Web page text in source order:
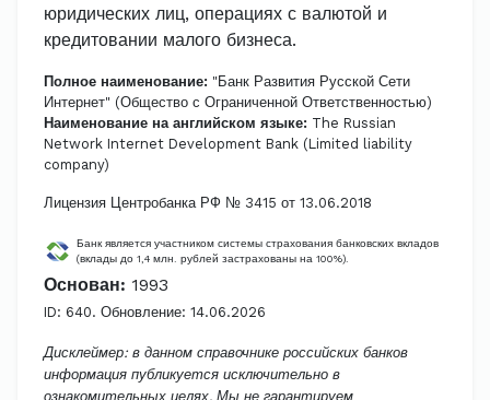
юридических лиц, операциях с валютой и
кредитовании малого бизнеса.
Полное наименование: "Банк Развития Русской Сети
Интернет" (Общество с Ограниченной Ответственностью)
Наименование на английском языке: The Russian
Network Internet Development Bank (Limited liability
company)
Лицензия Центробанка РФ № 3415 от 13.06.2018
Банк является участником системы страхования банковских вкладов
(вклады до 1,4 млн. рублей застрахованы на 100%).
Основан: 1993
ID: 640. Обновление: 14.06.2026
Дисклеймер: в данном справочнике российских банков
информация публикуется исключительно в
ознакомительных целях. Мы не гарантируем